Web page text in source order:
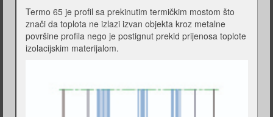
Termo 65 je profil sa prekinutim termičkim mostom što
znači da toplota ne izlazi izvan objekta kroz metalne
površine profila nego je postignut prekid prijenosa toplote
izolacijskim materijalom.